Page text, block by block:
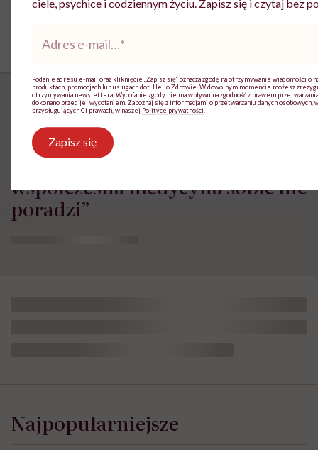
„Opieka skoncentrowana na
rodzinie to jest coś, bez czego
współczesna medycyna sobie nie
poradzi”
Najpopularniejsze
ciele, psychice i codziennym życiu. Zapisz się i czytaj bez
mail*
Podanie adresu e-mail oraz kliknięcie „Zapisz się” oznacza zgodę na otrzymywanie wiadomości o
produktach, promocjach lub usługach dot. Hello Zdrowie. W dowolnym momencie możesz
otrzymywania newslettera. Wycofanie zgody nie ma wpływu na zgodność z prawem
dokonano przed jej wycofaniem. Zapoznaj się z informacjami o przetwarzaniu danych osobowych,
przysługujących Ci prawach, w naszej Polityce prywatności
Zapisz się